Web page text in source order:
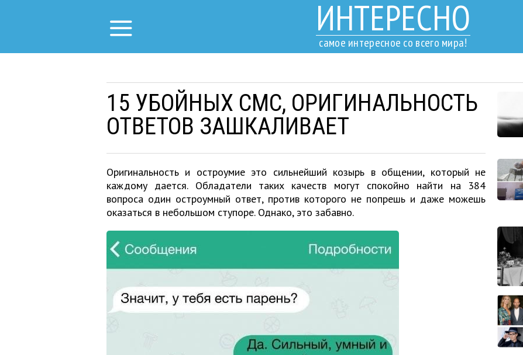
ИНТЕРЕСНО
самое интересное со всего мира!
15 УБОЙНЫХ СМС, ОРИГИНАЛЬНОСТЬ
ОТВЕТОВ ЗАШКАЛИВАЕТ
Оригинальность и остроумие это сильнейший козырь в общении, который не
каждому дается. Обладатели таких качеств могут спокойно найти на 384
вопроса один остроумный ответ, против которого не попрешь и даже можешь
оказаться в небольшом ступоре. Однако, это забавно.